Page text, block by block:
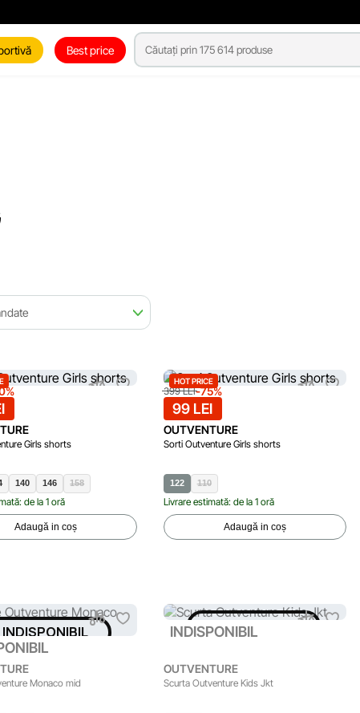
Best price
Girls shorts
140 146 158
de la 1 oră
Adaugă in coș
HOT PRICE
399 LEI-75%
99 LEI
OUTVENTURE
Sorti Outventure Girls shorts
122 110
Livrare estimată: de la 1 oră
Adaugă in coș
INDISPONIBIL
Monaco mid
INDISPONIBIL
INDISPONIBIL
OUTVENTURE
Scurta Outventure Kids Jkt